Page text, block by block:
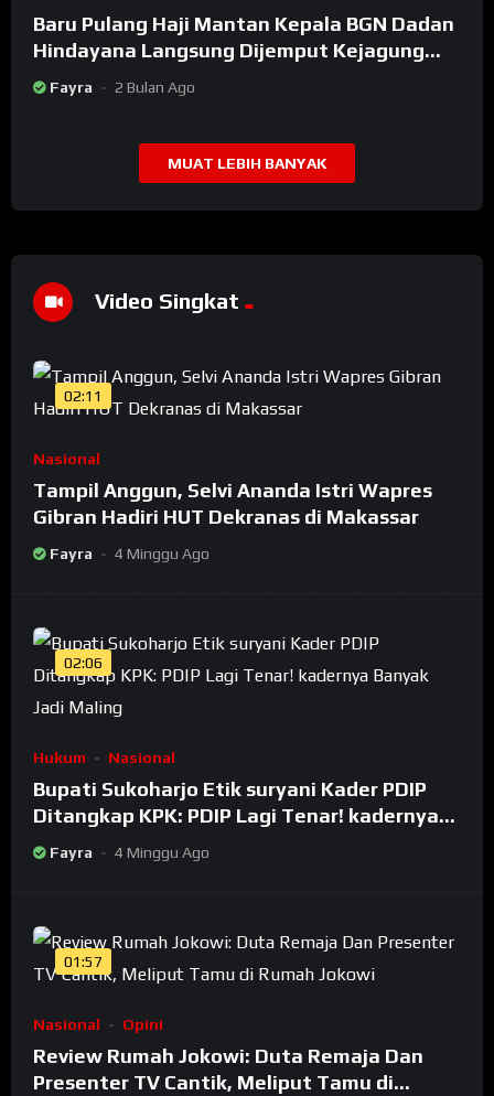
Baru Pulang Haji Mantan Kepala BGN Dadan
Hindayana Langsung Dijemput Kejagung
Setelah Dicopot Prabowo
Fayra 2 Bulan Ago
MUAT LEBIH BANYAK
Video Singkat
02:11
Nasional
Tampil Anggun, Selvi Ananda Istri Wapres
Gibran Hadiri HUT Dekranas di Makassar
Fayra 4 Minggu Ago
02:06
Hukum Nasional
Bupati Sukoharjo Etik suryani Kader PDIP
Ditangkap KPK: PDIP Lagi Tenar! kadernya
Banyak Jadi Maling
Fayra 4 Minggu Ago
01:57
Nasional Opini
Review Rumah Jokowi: Duta Remaja Dan
Presenter TV Cantik, Meliput Tamu di